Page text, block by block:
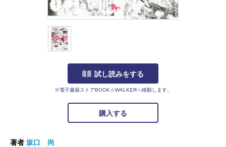
試し読みをする
※電子書籍ストアBOOK☆WALKERへ移動します。
購入する
著者坂口 尚